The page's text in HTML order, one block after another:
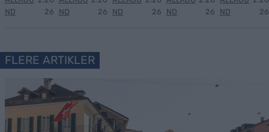
ND
26
ND
26
ND
26
ND
26
ND
26
FLERE ARTIKLER